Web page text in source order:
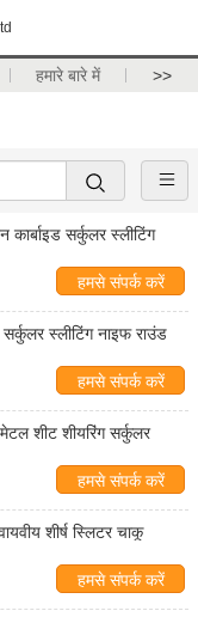
हमारे बारे में >>
सर्कुलर स्लीटिंग
हमसे संपर्क करें
सर्कुलर स्लीटिंग नाइफ राउंड
हमसे संपर्क करें
शीट शीयरिंग सर्कुलर
हमसे संपर्क करें
शीर्ष स्लिटर चाकू
हमसे संपर्क करें